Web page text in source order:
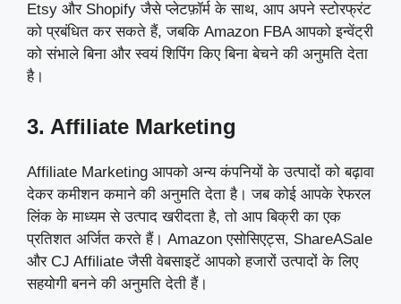
Etsy और Shopify जैसे प्लेटफ़ॉर्म के साथ, आप अपने स्टोरफ्रंट
को प्रबंधित कर सकते हैं, जबकि Amazon FBA आपको इन्वेंट्री
को संभाले बिना और स्वयं शिपिंग किए बिना बेचने की अनुमति देता
है।
3. Affiliate Marketing
Affiliate Marketing आपको अन्य कंपनियों के उत्पादों को बढ़ावा
देकर कमीशन कमाने की अनुमति देता है। जब कोई आपके रेफरल
लिंक के माध्यम से उत्पाद खरीदता है, तो आप बिक्री का एक
प्रतिशत अर्जित करते हैं। Amazon एसोसिएट्स, ShareASale
और CJ Affiliate जैसी वेबसाइटें आपको हजारों उत्पादों के लिए
सहयोगी बनने की अनुमति देती हैं।